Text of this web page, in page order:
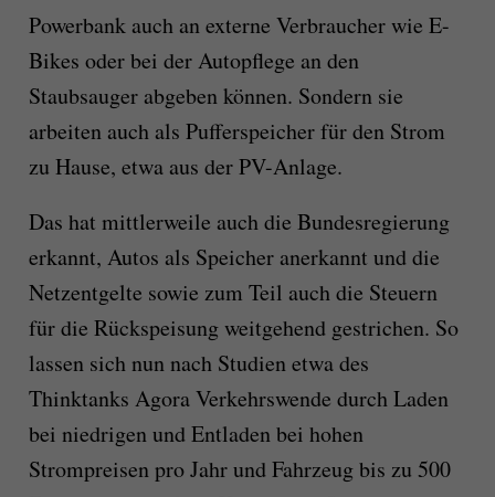
Powerbank auch an externe Verbraucher wie E-
Bikes oder bei der Autopflege an den
Staubsauger abgeben können. Sondern sie
arbeiten auch als Pufferspeicher für den Strom
zu Hause, etwa aus der PV-Anlage.
Das hat mittlerweile auch die Bundesregierung
erkannt, Autos als Speicher anerkannt und die
Netzentgelte sowie zum Teil auch die Steuern
für die Rückspeisung weitgehend gestrichen. So
lassen sich nun nach Studien etwa des
Thinktanks Agora Verkehrswende durch Laden
bei niedrigen und Entladen bei hohen
Strompreisen pro Jahr und Fahrzeug bis zu 500